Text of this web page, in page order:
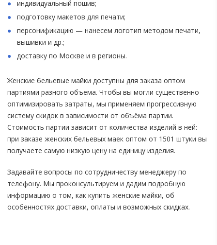
индивидуальный пошив;
подготовку макетов для печати;
персонификацию — нанесем логотип методом печати,
вышивки и др.;
доставку по Москве и в регионы.
Женские бельевые майки доступны для заказа оптом
партиями разного объема. Чтобы вы могли существенно
оптимизировать затраты, мы применяем прогрессивную
систему скидок в зависимости от объёма партии.
Стоимость партии зависит от количества изделий в ней:
при заказе женских бельевых маек оптом от 1501 штуки вы
получаете самую низкую цену на единицу изделия.
Задавайте вопросы по сотрудничеству менеджеру по
телефону. Мы проконсультируем и дадим подробную
информацию о том, как купить женские майки, об
особенностях доставки, оплаты и возможных скидках.